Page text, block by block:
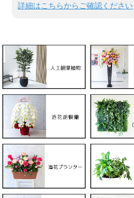
詳細はこちらからご確認ください